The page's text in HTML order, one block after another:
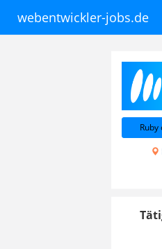
webentwickler-jobs.de
Ruby